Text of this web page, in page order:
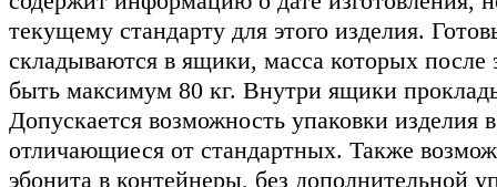
текущему стандарту для этого изделия.
складываются в ящики, масса которых после
быть максимум 80 кг. Внутри ящики
Допускается возможность упаковки изделия
отличающиеся от стандартных. Также
эбонита в контейнеры, без дополнительной